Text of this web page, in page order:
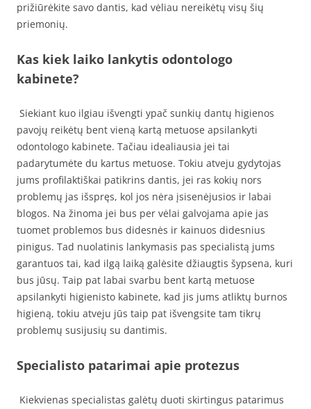
prižiūrėkite savo dantis, kad vėliau nereikėtų visų šių
priemonių.
Kas kiek laiko lankytis odontologo
kabinete?
Siekiant kuo ilgiau išvengti ypač sunkių dantų higienos
pavojų reikėtų bent vieną kartą metuose apsilankyti
odontologo kabinete. Tačiau idealiausia jei tai
padarytumėte du kartus metuose. Tokiu atveju gydytojas
jums profilaktiškai patikrins dantis, jei ras kokių nors
problemų jas išspręs, kol jos nėra įsisenėjusios ir labai
blogos. Na žinoma jei bus per vėlai galvojama apie jas
tuomet problemos bus didesnės ir kainuos didesnius
pinigus. Tad nuolatinis lankymasis pas specialistą jums
garantuos tai, kad ilgą laiką galėsite džiaugtis šypsena, kuri
bus jūsų. Taip pat labai svarbu bent kartą metuose
apsilankyti higienisto kabinete, kad jis jums atliktų burnos
higieną, tokiu atveju jūs taip pat išvengsite tam tikrų
problemų susijusių su dantimis.
Specialisto patarimai apie protezus
Kiekvienas specialistas galėtų duoti skirtingus patarimus